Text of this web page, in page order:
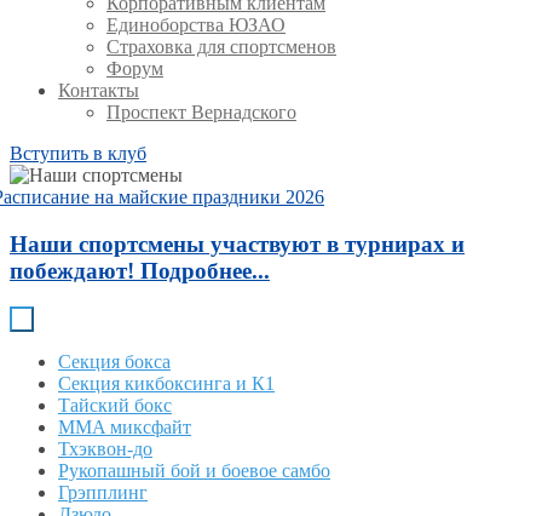
Единоборства ЮЗАО
Страховка для спортсменов
Форум
Контакты
Проспект Вернадского
Вступить в клуб
на майские праздники 2026
Наши спортсмены участвуют в турнирах и
побеждают! Подробнее...
Секция бокса
Секция кикбоксинга и К1
Тайский бокс
MMA миксфайт
Тхэквон-до
Рукопашный бой и боевое самбо
Грэпплинг